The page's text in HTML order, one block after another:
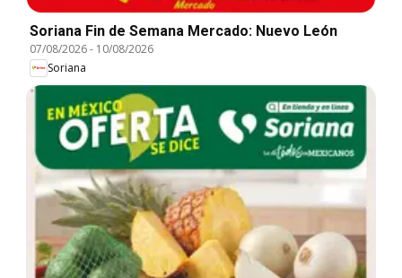
Soriana Fin de Semana Mercado: Nuevo León
07/08/2026- 10/08/2026
Soriana